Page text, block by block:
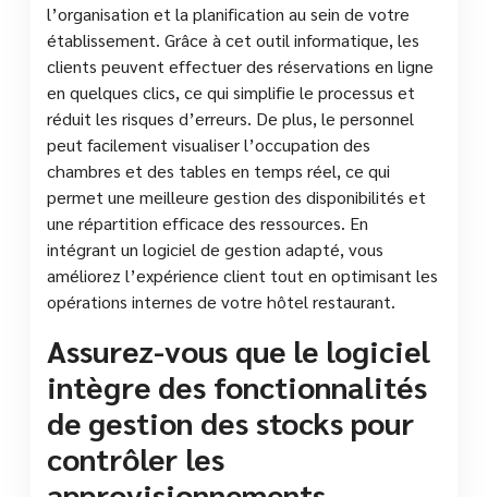
l’organisation et la planification au sein de votre
établissement. Grâce à cet outil informatique, les
clients peuvent effectuer des réservations en ligne
en quelques clics, ce qui simplifie le processus et
réduit les risques d’erreurs. De plus, le personnel
peut facilement visualiser l’occupation des
chambres et des tables en temps réel, ce qui
permet une meilleure gestion des disponibilités et
une répartition efficace des ressources. En
intégrant un logiciel de gestion adapté, vous
améliorez l’expérience client tout en optimisant les
opérations internes de votre hôtel restaurant.
Assurez-vous que le logiciel
intègre des fonctionnalités
de gestion des stocks pour
contrôler les